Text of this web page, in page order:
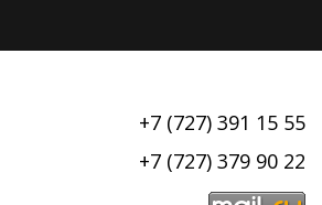
+7 (727) 391 15 55
+7 (727) 379 90 22